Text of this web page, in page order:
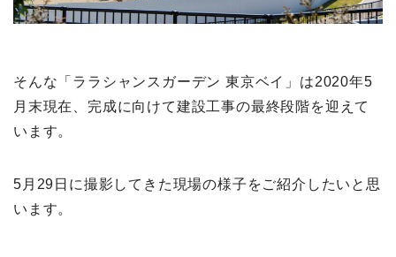
そんな「ララシャンスガーデン 東京ベイ」は2020年5
月末現在、完成に向けて建設工事の最終段階を迎えて
います。
5月29日に撮影してきた現場の様子をご紹介したいと思
います。